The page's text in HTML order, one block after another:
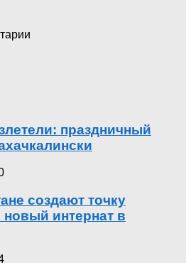
праздничный
создают точку
новый интернат в